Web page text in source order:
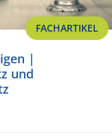
FACHARTIKEL
|
und